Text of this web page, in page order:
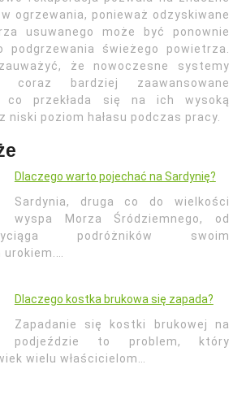
ogrzewania, ponieważ odzyskiwane
usuwanego może być ponownie
podgrzewania świeżego powietrza.
że nowoczesne systemy
coraz bardziej zaawansowane
co przekłada się na ich wysoką
niski poziom hałasu podczas pracy.
Dlaczego warto pojechać na Sardynię?
Sardynia, druga co do wielkości
wyspa Morza Śródziemnego, od
podróżników swoim
Dlaczego kostka brukowa się zapada?
Zapadanie się kostki brukowej na
podjeździe to problem, który
wielu właścicielom…